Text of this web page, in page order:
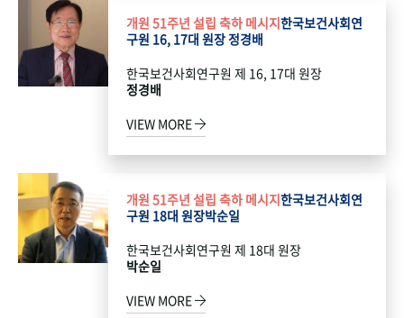
개원 51주년 설립 축하 메시지한국보건사회연
구원 16, 17대 원장 정경배
한국보건사회연구원 제 16, 17대 원장
정경배
VIEW MORE
개원 51주년 설립 축하 메시지한국보건사회연
구원 18대 원장박순일
한국보건사회연구원 제 18대 원장
박순일
VIEW MORE